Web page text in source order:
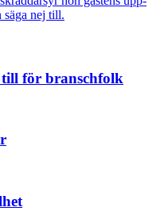
säga nej till.
för branschfolk